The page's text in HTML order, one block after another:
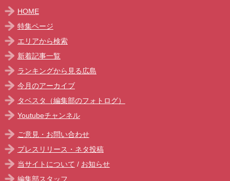
HOME
特集ページ
エリアから検索
新着記事一覧
ランキングから見る広島
今月のアーカイブ
タベスタ（編集部のフォトログ）
Youtubeチャンネル
ご意見・お問い合わせ
プレスリリース・ネタ投稿
当サイトについて / お知らせ
編集部スタッフ